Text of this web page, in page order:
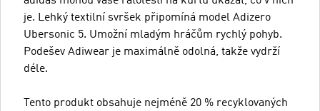
je. Lehký textilní svršek připomíná model Adizero
Ubersonic 5. Umožní mladým hráčům rychlý pohyb.
Podešev Adiwear je maximálně odolná, takže vydrží
déle.
Tento produkt obsahuje nejméně 20 % recyklovaných